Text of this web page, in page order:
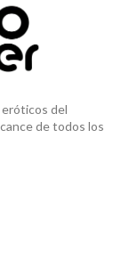
del
de todos los